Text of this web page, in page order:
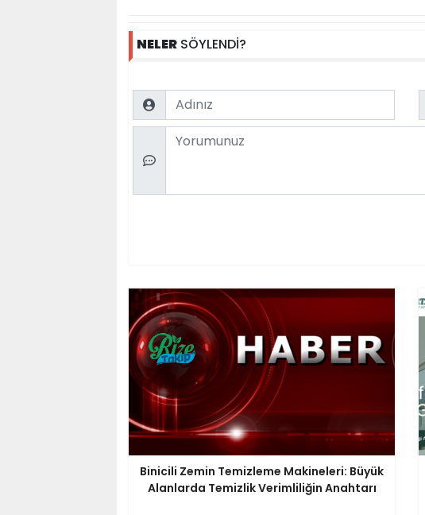
NELER SÖYLENDİ?
Name
Comment
Binicili Zemin Temizleme Makineleri: Büyük
Alanlarda Temizlik Verimliliğin Anahtarı